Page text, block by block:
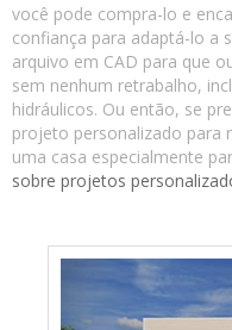
você pode compra-lo e
confiança para adaptá-lo a
arquivo em CAD para que
sem nenhum retrabalho,
hidráulicos. Ou então, se
projeto personalizado para
uma casa especialmente
sobre projetos